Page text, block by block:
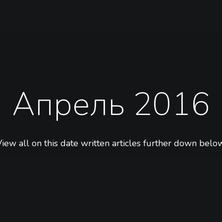
Апрель 2016
all on this date written articles further down